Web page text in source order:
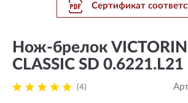
Сертификат
Нож-брелок
CLASSIC SD
(4)